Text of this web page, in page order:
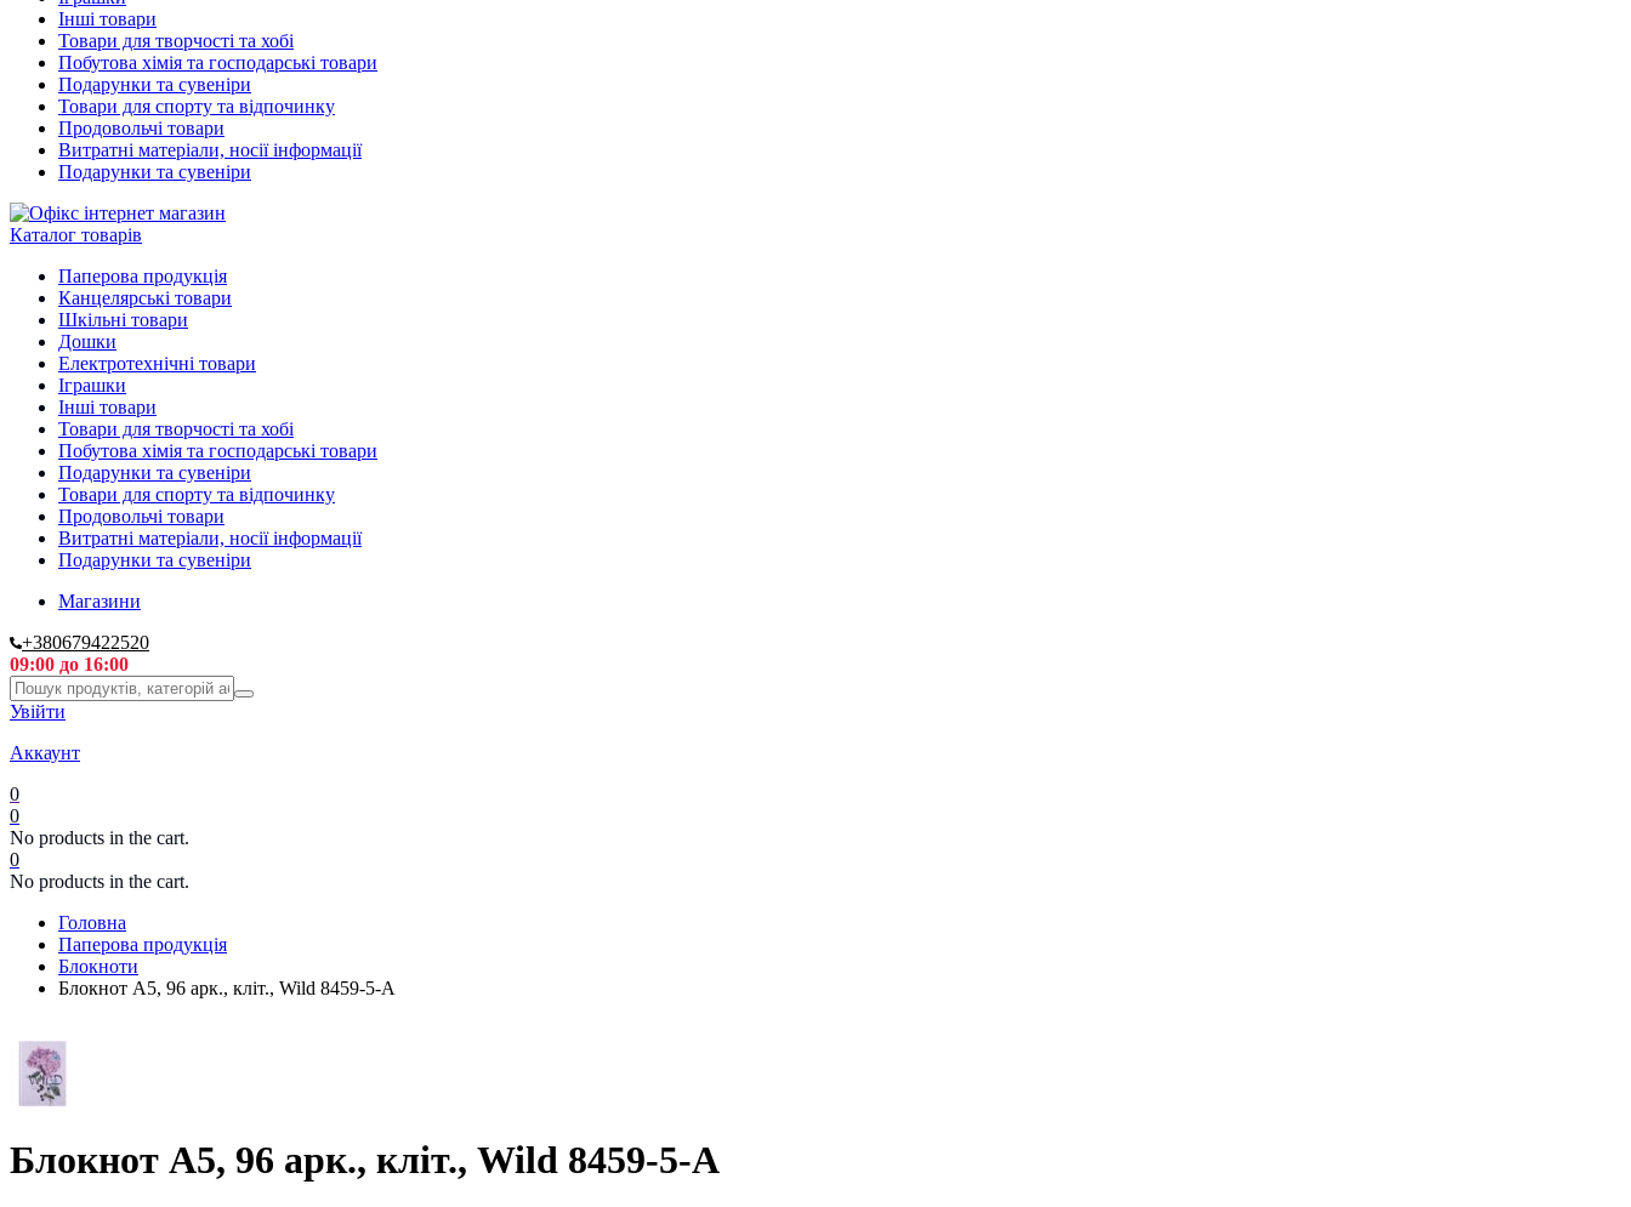
Інші товари
Товари для творчості та хобі
Побутова хімія та господарські товари
Подарунки та сувеніри
Товари для спорту та відпочинку
Продовольчі товари
Витратні матеріали, носії інформації
Подарунки та сувеніри
Каталог товарів
Паперова продукція
Канцелярські товари
Шкільні товари
Дошки
Електротехнічні товари
Іграшки
Інші товари
Товари для творчості та хобі
Побутова хімія та господарські товари
Подарунки та сувеніри
Товари для спорту та відпочинку
Продовольчі товари
Витратні матеріали, носії інформації
Подарунки та сувеніри
Магазини
+380679422520
09:00 до 16:00
Увійти
Аккаунт
0
0
No products in the cart.
0
No products in the cart.
Головна
Паперова продукція
Блокноти
Блокнот А5, 96 арк., кліт., Wild 8459-5-A
Блокнот А5, 96 арк., кліт., Wild 8459-5-A